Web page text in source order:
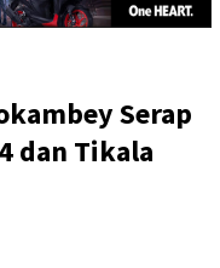
Serap
dan Tikala